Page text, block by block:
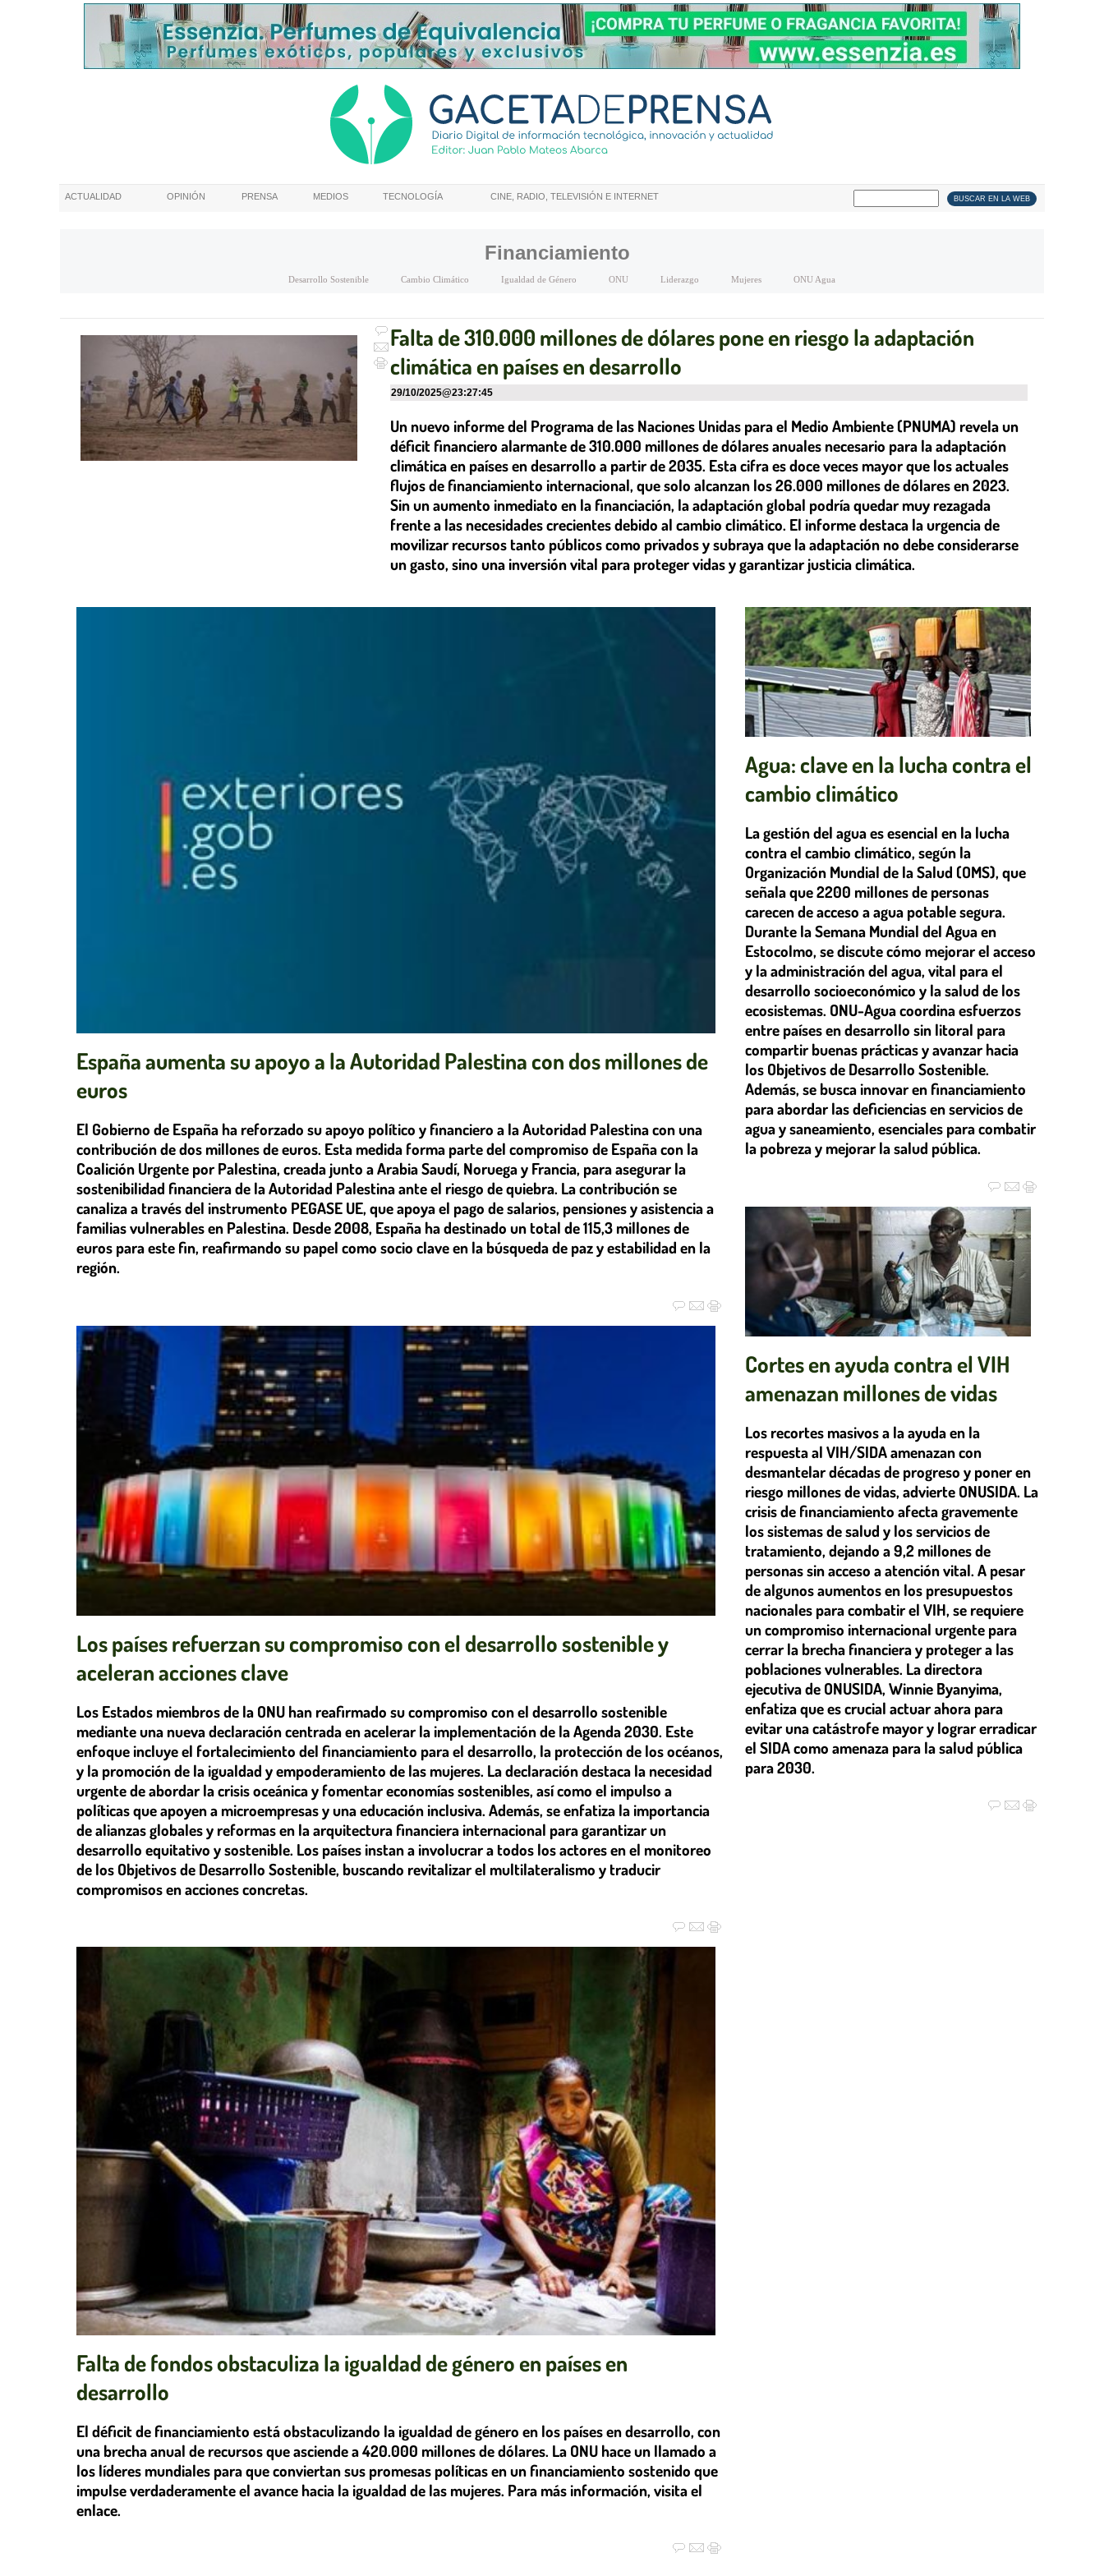
ACTUALIDAD OPINIÓN PRENSA MEDIOS TECNOLOGÍA CINE, RADIO, TELEVISIÓN E INTERNET
Financiamiento
Desarrollo Sostenible Cambio Climático Igualdad de Género ONU Liderazgo Mujeres ONU Agua
Falta de 310.000 millones de dólares pone en riesgo la adaptación
climática en países en desarrollo
29/10/2025@23:27:45
Un nuevo informe del Programa de las Naciones Unidas para el Medio Ambiente (PNUMA) revela un
déficit financiero alarmante de 310.000 millones de dólares anuales necesario para la adaptación
climática en países en desarrollo a partir de 2035. Esta cifra es doce veces mayor que los actuales
flujos de financiamiento internacional, que solo alcanzan los 26.000 millones de dólares en 2023.
Sin un aumento inmediato en la financiación, la adaptación global podría quedar muy rezagada
frente a las necesidades crecientes debido al cambio climático. El informe destaca la urgencia de
movilizar recursos tanto públicos como privados y subraya que la adaptación no debe considerarse
un gasto, sino una inversión vital para proteger vidas y garantizar justicia climática.
España aumenta su apoyo a la Autoridad Palestina con dos millones de
euros
El Gobierno de España ha reforzado su apoyo político y financiero a la Autoridad Palestina con una
contribución de dos millones de euros. Esta medida forma parte del compromiso de España con la
Coalición Urgente por Palestina, creada junto a Arabia Saudí, Noruega y Francia, para asegurar la
sostenibilidad financiera de la Autoridad Palestina ante el riesgo de quiebra. La contribución se
canaliza a través del instrumento PEGASE UE, que apoya el pago de salarios, pensiones y asistencia a
familias vulnerables en Palestina. Desde 2008, España ha destinado un total de 115,3 millones de
euros para este fin, reafirmando su papel como socio clave en la búsqueda de paz y estabilidad en la
región.
Los países refuerzan su compromiso con el desarrollo sostenible y
aceleran acciones clave
Los Estados miembros de la ONU han reafirmado su compromiso con el desarrollo sostenible
mediante una nueva declaración centrada en acelerar la implementación de la Agenda 2030. Este
enfoque incluye el fortalecimiento del financiamiento para el desarrollo, la protección de los océanos,
y la promoción de la igualdad y empoderamiento de las mujeres. La declaración destaca la necesidad
urgente de abordar la crisis oceánica y fomentar economías sostenibles, así como el impulso a
políticas que apoyen a microempresas y una educación inclusiva. Además, se enfatiza la importancia
de alianzas globales y reformas en la arquitectura financiera internacional para garantizar un
desarrollo equitativo y sostenible. Los países instan a involucrar a todos los actores en el monitoreo
de los Objetivos de Desarrollo Sostenible, buscando revitalizar el multilateralismo y traducir
compromisos en acciones concretas.
Falta de fondos obstaculiza la igualdad de género en países en
desarrollo
El déficit de financiamiento está obstaculizando la igualdad de género en los países en desarrollo, con
una brecha anual de recursos que asciende a 420.000 millones de dólares. La ONU hace un llamado a
los líderes mundiales para que conviertan sus promesas políticas en un financiamiento sostenido que
impulse verdaderamente el avance hacia la igualdad de las mujeres. Para más información, visita el
enlace.
Agua: clave en la lucha contra el
cambio climático
La gestión del agua es esencial en la lucha
contra el cambio climático, según la
Organización Mundial de la Salud (OMS), que
señala que 2200 millones de personas
carecen de acceso a agua potable segura.
Durante la Semana Mundial del Agua en
Estocolmo, se discute cómo mejorar el acceso
y la administración del agua, vital para el
desarrollo socioeconómico y la salud de los
ecosistemas. ONU-Agua coordina esfuerzos
entre países en desarrollo sin litoral para
compartir buenas prácticas y avanzar hacia
los Objetivos de Desarrollo Sostenible.
Además, se busca innovar en financiamiento
para abordar las deficiencias en servicios de
agua y saneamiento, esenciales para combatir
la pobreza y mejorar la salud pública.
Cortes en ayuda contra el VIH
amenazan millones de vidas
Los recortes masivos a la ayuda en la
respuesta al VIH/SIDA amenazan con
desmantelar décadas de progreso y poner en
riesgo millones de vidas, advierte ONUSIDA. La
crisis de financiamiento afecta gravemente
los sistemas de salud y los servicios de
tratamiento, dejando a 9,2 millones de
personas sin acceso a atención vital. A pesar
de algunos aumentos en los presupuestos
nacionales para combatir el VIH, se requiere
un compromiso internacional urgente para
cerrar la brecha financiera y proteger a las
poblaciones vulnerables. La directora
ejecutiva de ONUSIDA, Winnie Byanyima,
enfatiza que es crucial actuar ahora para
evitar una catástrofe mayor y lograr erradicar
el SIDA como amenaza para la salud pública
para 2030.